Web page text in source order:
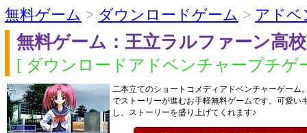
無料ゲーム > ダウンロードゲーム > アドベ
無料ゲーム：王立ラルファーン高
[ ダウンロードアドベンチャープチゲ
二本立てのショートコメディアドベンチャーゲーム
でストーリーが進むお手軽無料ゲームです。可愛い
し、ストーリーを盛り上げてくれます♪